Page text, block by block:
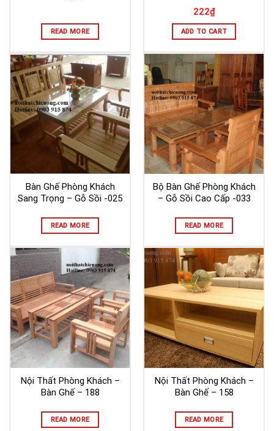
READ MORE
222₫
ADD TO CART
Bàn Ghế Phòng Khách
Sang Trọng – Gỗ Sồi -025
READ MORE
Bộ Bàn Ghế Phòng Khách
– Gỗ Sồi Cao Cấp -033
READ MORE
Nội Thất Phòng Khách –
Bàn Ghế – 188
READ MORE
Nội Thất Phòng Khách –
Bàn Ghế – 158
READ MORE